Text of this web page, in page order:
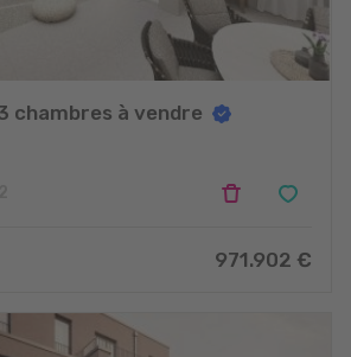
chambres à vendre
971.902 €